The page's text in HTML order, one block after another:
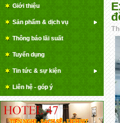
Giới thiệu
Sản phẩm & dịch vụ
Thông báo lãi suất
Tuyển dụng
Tin tức & sự kiện
Liên hệ - góp ý